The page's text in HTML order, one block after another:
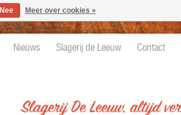
Nieuws Slagerij de Leeuw Contact
Nee Meer over cookies »